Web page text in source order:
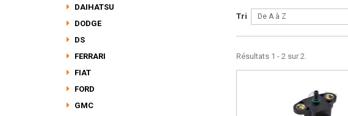
DAIHATSU
DODGE
DS
FERRARI
FIAT
FORD
GMC
Tri De A à Z
Résultats 1 - 2 sur 2.